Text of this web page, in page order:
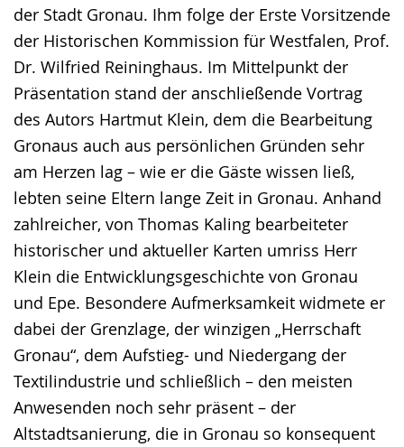
der Stadt Gronau. Ihm folge der Erste Vorsitzende
der Historischen Kommission für Westfalen, Prof.
Dr. Wilfried Reininghaus. Im Mittelpunkt der
Präsentation stand der anschließende Vortrag
des Autors Hartmut Klein, dem die Bearbeitung
Gronaus auch aus persönlichen Gründen sehr
am Herzen lag – wie er die Gäste wissen ließ,
lebten seine Eltern lange Zeit in Gronau. Anhand
zahlreicher, von Thomas Kaling bearbeiteter
historischer und aktueller Karten umriss Herr
Klein die Entwicklungsgeschichte von Gronau
und Epe. Besondere Aufmerksamkeit widmete er
dabei der Grenzlage, der winzigen „Herrschaft
Gronau“, dem Aufstieg- und Niedergang der
Textilindustrie und schließlich – den meisten
Anwesenden noch sehr präsent – der
Altstadtsanierung, die in Gronau so konsequent